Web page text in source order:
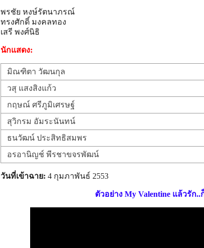
พรชัย หงษ์รัตนาภรณ์
ทรงศักดิ์ มงคลทอง
เสรี พงศ์นิธิ
นักแสดง:
มิณฑิตา วัฒนกุล
วสุ แสงสิงแก้ว
กฤษณ์ ศรีภูมิเศรษฐ์
สุวิกรม อัมระนันทน์
ธนวัฒน์ ประสิทธิสมพร
อรอานิญช์ พีรชาขจรพัฒน์
วันที่เข้าฉาย: 4 กุมภาพันธ์ 2553
ตัวอย่าง My Valentine แล้วรัก